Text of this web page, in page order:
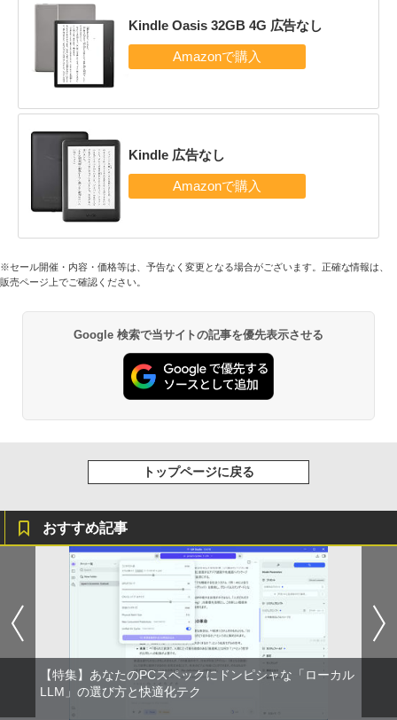
Kindle Oasis 32GB 4G 広告なし
Kindle 広告なし
※セール開催・内容・価格等は、予告なく変更となる場合がございます。正確な情報は、
販売ページ上でご確認ください。
Google 検索で当サイトの記事を優先表示させる
トップページに戻る
おすすめ記事
【特集】あなたのPCスペックにドンピシャな「ローカル
LLM」の選び方と快適化テク